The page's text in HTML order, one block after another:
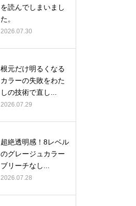
を読んでしまいまし
た。
2026.07.30
根元だけ明るくなる
カラーの失敗をわた
しの技術で直し...
2026.07.29
超絶透明感！8レベル
のグレージュカラー
ブリーチなし...
2026.07.28